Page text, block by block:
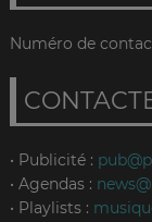
Numéro de contact
• Publicité :
• Agendas :
• Playlists :